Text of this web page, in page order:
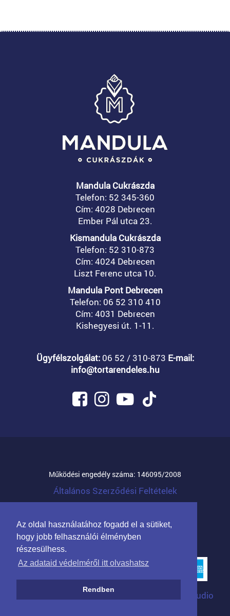
Az oldal használatához fogadd el a sütiket,
hogy jobb felhasználói élményben
részesülhess.
Az adataid védelméről itt olvashatsz
Rendben
Mandula Cukrászda
Telefon: 52 345-360
Cím: 4028 Debrecen
Ember Pál utca 23.
Kismandula Cukrászda
Telefon: 52 310-873
Cím: 4024 Debrecen
Liszt Ferenc utca 10.
Mandula Pont Debrecen
Telefon: 06 52 310 410
Cím: 4031 Debrecen
Kishegyesi út. 1-11.
Ügyfélszolgálat:06 52 / 310-873 E-mail:
info@tortarendeles.hu
Működési engedély száma: 146095/2008
Általános Szerződési Feltételek
Partnerprogram cégeknek
Arculat: Kreatív Vonalak| Programozás: WTStudio